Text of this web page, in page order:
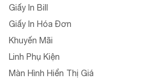
Giấy In Bill
Giấy In Hóa Đơn
Khuyến Mãi
Linh Phụ Kiện
Màn Hình Hiển Thị Giá